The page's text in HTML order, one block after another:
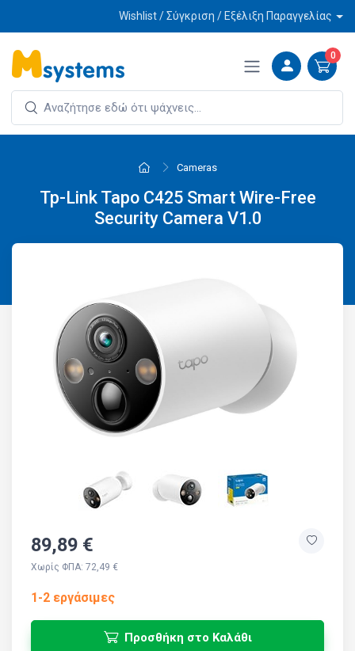
Wishlist / Σύγκριση / Εξέλιξη Παραγγελίας
0
Cameras
Tp-Link Tapo C425 Smart Wire-Free
Security Camera V1.0
89,89 €
Χωρίς ΦΠΑ: 72,49 €
1-2 εργάσιμες
Προσθήκη στο Καλάθι